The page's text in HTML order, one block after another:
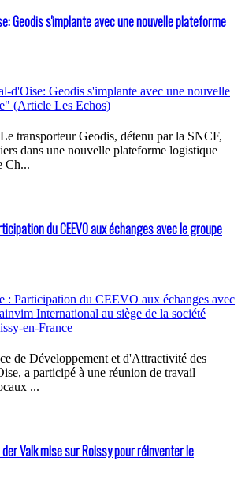
Geodis s'implante avec une nouvelle plateforme
transporteur Geodis, détenu par la SNCF,
dans une nouvelle plateforme logistique
Ch...
du CEEVO aux échanges avec le groupe
de Développement et d'Attractivité des
a participé à une réunion de travail
...
Valk mise sur Roissy pour réinventer le